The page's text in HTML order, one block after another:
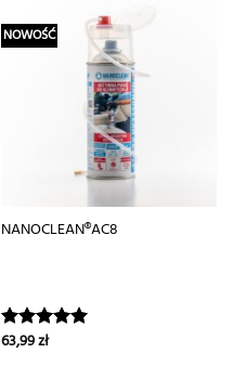
NOWOŚĆ
NANOCLEAN®AC8
Oceniono
63,99zł